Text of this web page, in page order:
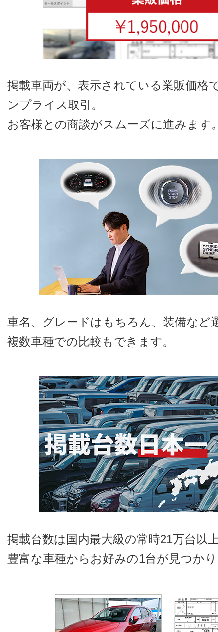
掲載車両が、表示されている業販価格
ンプライス取引。
お客様との商談がスムーズに進みます
車名、グレードはもちろん、装備など
複数車種での比較もできます。
掲載台数は国内最大級の常時21万台以
豊富な車種からお好みの1台が見つか